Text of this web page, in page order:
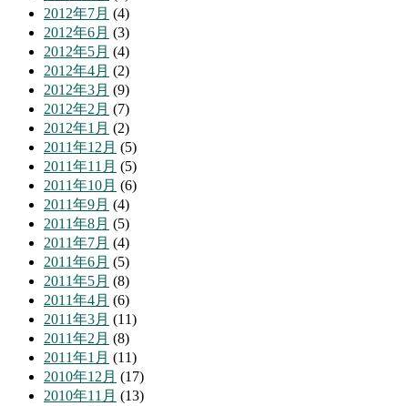
2012年7月 (4)
2012年6月 (3)
2012年5月 (4)
2012年4月 (2)
2012年3月 (9)
2012年2月 (7)
2012年1月 (2)
2011年12月 (5)
2011年11月 (5)
2011年10月 (6)
2011年9月 (4)
2011年8月 (5)
2011年7月 (4)
2011年6月 (5)
2011年5月 (8)
2011年4月 (6)
2011年3月 (11)
2011年2月 (8)
2011年1月 (11)
2010年12月 (17)
2010年11月 (13)